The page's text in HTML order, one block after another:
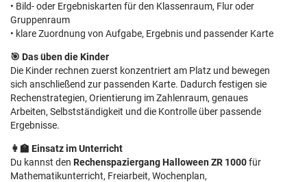
• Bild- oder Ergebniskarten für den Klassenraum, Flur oder
Gruppenraum
• klare Zuordnung von Aufgabe, Ergebnis und passender Karte
🎯 Das üben die Kinder
Die Kinder rechnen zuerst konzentriert am Platz und bewegen
sich anschließend zur passenden Karte. Dadurch festigen sie
Rechenstrategien, Orientierung im Zahlenraum, genaues
Arbeiten, Selbstständigkeit und die Kontrolle über passende
Ergebnisse.
👩‍🏫 Einsatz im Unterricht
Du kannst den Rechenspaziergang Halloween ZR 1000für
Mathematikunterricht, Freiarbeit, Wochenplan,